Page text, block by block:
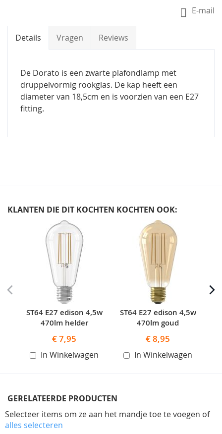
E-mail
Details Vragen Reviews
De Dorato is een zwarte plafondlamp met
druppelvormig rookglas. De kap heeft een
diameter van 18,5cm en is voorzien van een E27
fitting.
KLANTEN DIE DIT KOCHTEN KOCHTEN OOK:
carousel
ST64 E27 edison 4,5w
470lm helder
€ 7,95
In Winkelwagen
ST64 E27 edison 4,5w
470lm goud
€ 8,95
In Winkelwagen
GERELATEERDE PRODUCTEN
Selecteer items om ze aan het mandje toe te voegen of
alles selecteren